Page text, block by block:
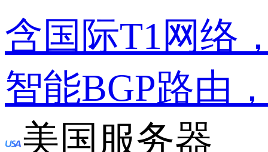
含国际T1网络
智能BGP路由
美国服务器